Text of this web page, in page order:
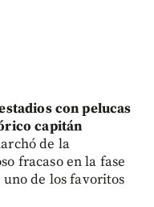
con pelucas
capitán
de la
fracaso en la fase
de los favoritos